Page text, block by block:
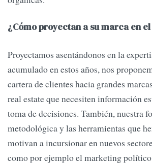
¿Cómo proyectan a su marca en
Proyectamos asentándonos en la
acumulado en estos años, nos
cartera de clientes hacia grandes
real estate que necesiten información
toma de decisiones. También, nuestra
metodológica y las herramientas que
motivan a incursionar en nuevos
como por ejemplo el marketing